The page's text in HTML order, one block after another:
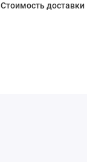
Стоимость доставки